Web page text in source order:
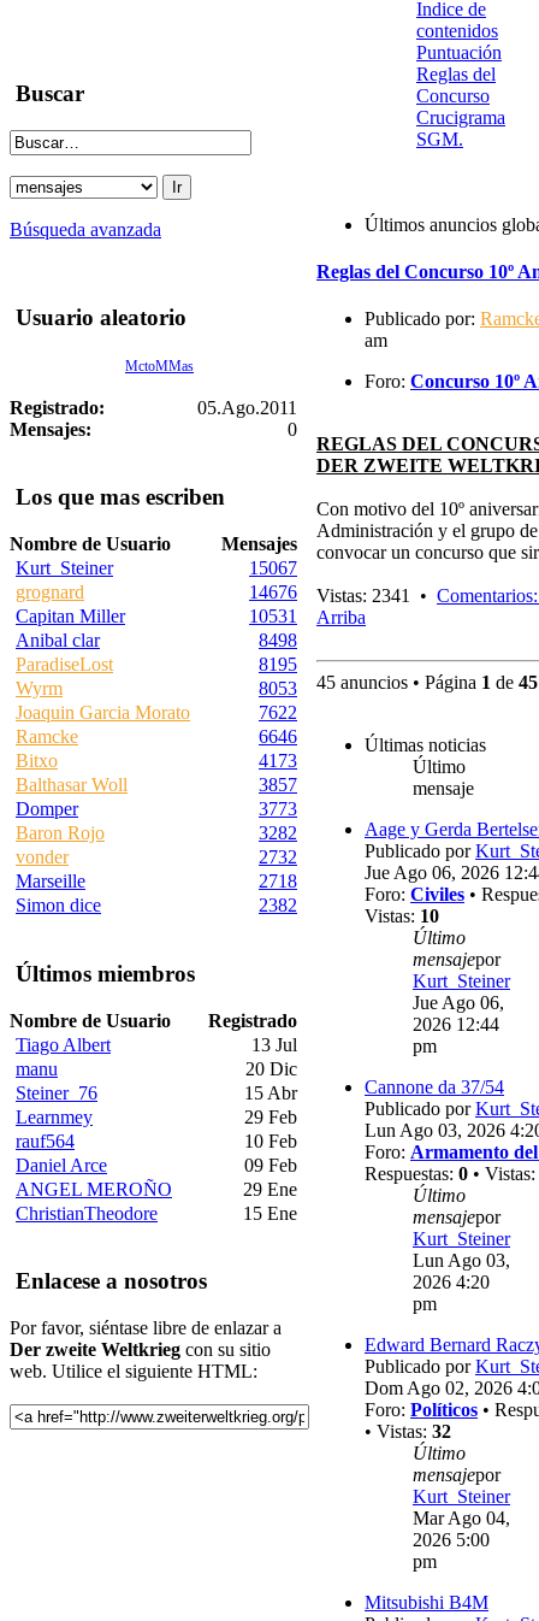
Buscar
Búsqueda avanzada
Usuario aleatorio
MctoMMas
Registrado:
05.Ago.2011
Mensajes:
0
Los que mas escriben
Nombre de Usuario
Mensajes
Kurt_Steiner
15067
grognard
14676
Capitan Miller
10531
Anibal clar
8498
ParadiseLost
8195
Wyrm
8053
Joaquin Garcia Morato
7622
Ramcke
6646
Bitxo
4173
Balthasar Woll
3857
Domper
3773
Baron Rojo
3282
vonder
2732
Marseille
2718
Simon dice
2382
Últimos miembros
Nombre de Usuario
Registrado
Tiago Albert
13 Jul
manu
20 Dic
Steiner_76
15 Abr
Learnmey
29 Feb
rauf564
10 Feb
Daniel Arce
09 Feb
ANGEL MEROÑO
29 Ene
ChristianTheodore
15 Ene
Enlacese a nosotros
Por favor, siéntase libre de enlazar a
Der zweite Weltkrieg con su sitio
web. Utilice el siguiente HTML:
Indice de
contenidos
Puntuación
Reglas del
Concurso
Crucigrama
SGM.
Últimos anuncios
Reglas del Concurso 10º
Publicado por:
am
Foro: Concurso 10º
REGLAS DEL
DER ZWEITE
Con motivo del 10º
Administración y el grupo
convocar un concurso que
Vistas: 2341 •
Arriba
45 anuncios • Página 1 de 45
Últimas noticias
Último
mensaje
Aage y Gerda
Publicado por
Jue Ago 06, 2026
Foro: Civiles •
Vistas: 10
Último
mensajepor
Kurt_Steiner
Jue Ago 06,
2026 12:44
pm
Cannone da 37/54
Publicado por
Lun Ago 03, 2026
Foro: Armamento
Respuestas: 0 • Vistas:
Último
mensajepor
Kurt_Steiner
Lun Ago 03,
2026 4:20
pm
Edward Bernard
Publicado por
Dom Ago 02, 2026
Foro: Políticos •
• Vistas: 32
Último
mensajepor
Kurt_Steiner
Mar Ago 04,
2026 5:00
pm
Mitsubishi B4M